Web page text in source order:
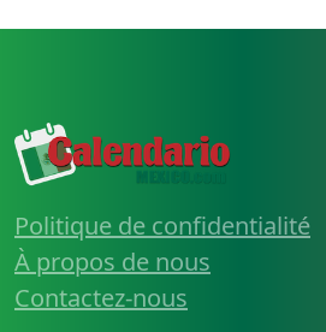
Politique de confidentialité
À propos de nous
Contactez-nous